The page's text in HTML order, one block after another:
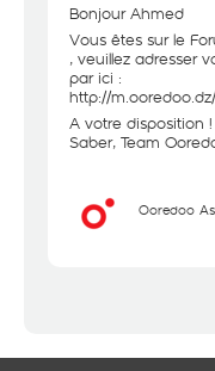
Bonjour Ahmed
Vous êtes sur le
, veuillez adresser
par ici :
http://
A votre disposition !
Saber, Team
Ooredoo